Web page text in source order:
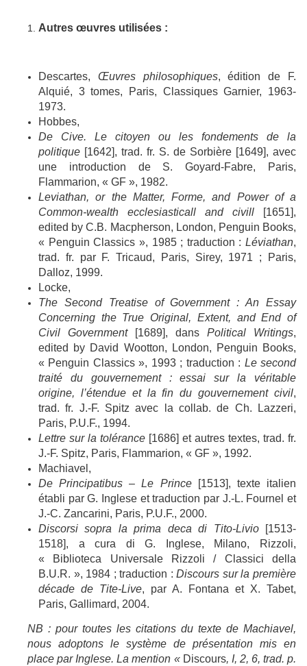
Autres œuvres utilisées :
Descartes, Œuvres philosophiques, édition de F.
Alquié, 3 tomes, Paris, Classiques Garnier, 1963-
1973.
Hobbes,
De Cive. Le citoyen ou les fondements de la
politique [1642], trad. fr. S. de Sorbière [1649], avec
une introduction de S. Goyard-Fabre, Paris,
Flammarion, « GF », 1982.
Leviathan, or the Matter, Forme, and Power of a
Common-wealth ecclesiasticall and civill [1651],
edited by C.B. Macpherson, London, Penguin Books,
« Penguin Classics », 1985 ; traduction : Léviathan,
trad. fr. par F. Tricaud, Paris, Sirey, 1971 ; Paris,
Dalloz, 1999.
Locke,
The Second Treatise of Government : An Essay
Concerning the True Original, Extent, and End of
Civil Government[1689], dans Political Writings,
edited by David Wootton, London, Penguin Books,
« Penguin Classics », 1993 ; traduction : Le second
traité du gouvernement : essai sur la véritable
origine, l’étendue et la fin du gouvernement civil,
trad. fr. J.-F. Spitz avec la collab. de Ch. Lazzeri,
Paris, P.U.F., 1994.
Lettre sur la tolérance [1686] et autres textes, trad. fr.
J.-F. Spitz, Paris, Flammarion, « GF », 1992.
Machiavel,
De Principatibus –Le Prince[1513], texte italien
établi par G. Inglese et traduction par J.-L. Fournel et
J.-C. Zancarini, Paris, P.U.F., 2000.
Discorsi sopra la prima deca di Tito-Livio[1513-
1518], a cura di G. Inglese, Milano, Rizzoli,
« Biblioteca Universale Rizzoli / Classici della
B.U.R. », 1984 ; traduction :Discours sur la première
décade de Tite-Live, par A. Fontana et X. Tabet,
Paris, Gallimard, 2004.
NB : pour toutes les citations du texte de Machiavel,
nous adoptons le système de présentation mis en
place par Inglese. La mention « Discours, I, 2, 6, trad. p.